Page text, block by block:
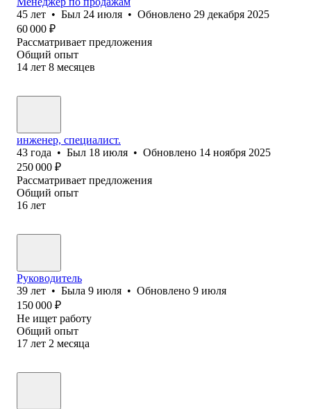
45 лет • Был 24 июля • Обновлено 29 декабря 2025
60 000 ₽
Рассматривает предложения
Общий опыт
14 лет 8 месяцев
инженер, специалист.
43 года • Был 18 июля • Обновлено 14 ноября 2025
250 000 ₽
Рассматривает предложения
Общий опыт
16 лет
Руководитель
39 лет • Была 9 июля • Обновлено 9 июля
150 000 ₽
Не ищет работу
Общий опыт
17 лет 2 месяца